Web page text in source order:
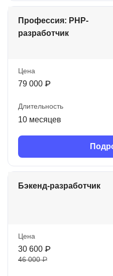
Профессия: PHP-
разработчик
Цена
79 000 ₽
Длительность
10 месяцев
Бэкенд-разработчик
Цена
30 600 ₽
46 000 ₽